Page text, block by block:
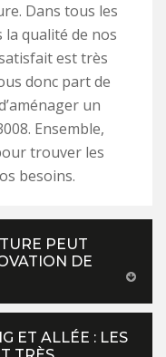
Dans tous les
la qualité de nos
est très
donc part de
un
Ensemble,
trouver les
besoins.
PEUT
DE
ET ALLÉE : LES